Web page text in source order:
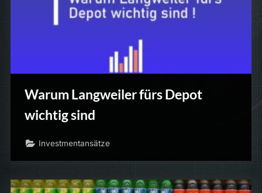
Warum Langweiler fürs Depot
wichtig sind
Investmentansätze